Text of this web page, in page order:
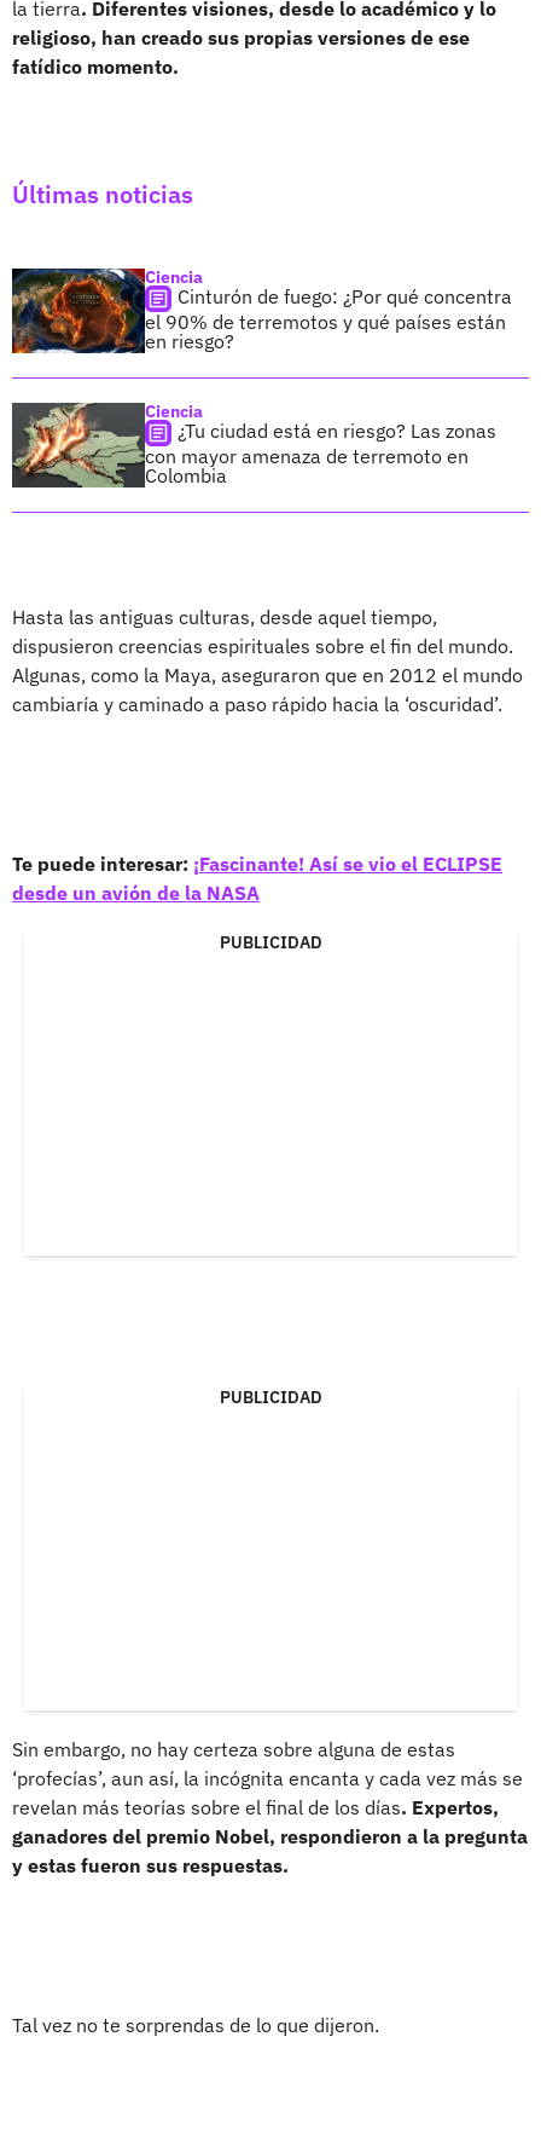
la tierra. Diferentes visiones, desde lo académico y lo
religioso, han creado sus propias versiones de ese
fatídico momento.
Últimas noticias
Ciencia
Cinturón de fuego: ¿Por qué concentra
el 90% de terremotos y qué países están
en riesgo?
Ciencia
¿Tu ciudad está en riesgo? Las zonas
con mayor amenaza de terremoto en
Colombia
Hasta las antiguas culturas, desde aquel tiempo,
dispusieron creencias espirituales sobre el fin del mundo.
Algunas, como la Maya, aseguraron que en 2012 el mundo
cambiaría y caminado a paso rápido hacia la ‘oscuridad’.
Te puede interesar: ¡Fascinante! Así se vio el ECLIPSE
desde un avión de la NASA
PUBLICIDAD
PUBLICIDAD
Sin embargo, no hay certeza sobre alguna de estas
‘profecías’, aun así, la incógnita encanta y cada vez más se
revelan más teorías sobre el final de los días. Expertos,
ganadores del premio Nobel, respondieron a la pregunta
y estas fueron sus respuestas.
Tal vez no te sorprendas de lo que dijeron.